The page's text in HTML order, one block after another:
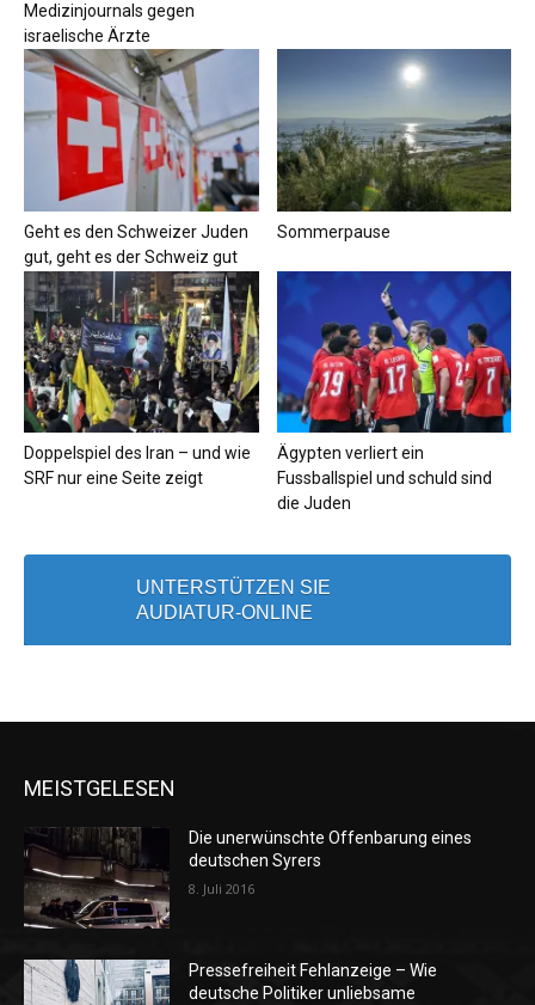
Medizinjournals gegen
israelische Ärzte
Geht es den Schweizer Juden
gut, geht es der Schweiz gut
Sommerpause
Doppelspiel des Iran – und wie
SRF nur eine Seite zeigt
Ägypten verliert ein
Fussballspiel und schuld sind
die Juden
UNTERSTÜTZEN SIE
AUDIATUR-ONLINE
MEISTGELESEN
Die unerwünschte Offenbarung eines
deutschen Syrers
8. Juli 2016
Pressefreiheit Fehlanzeige – Wie
deutsche Politiker unliebsame